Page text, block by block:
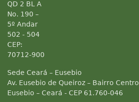
QD 2 BL A
No. 190 –
5º Andar
502 - 504
CEP:
70712-900
Sede Ceará – Eusebio
Av. Eusebio de Queiroz – Bairro Centro
Eusebio – Ceará - CEP 61.760-046